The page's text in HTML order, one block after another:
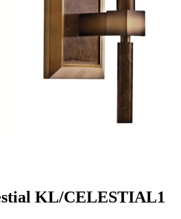
KL/CELESTIAL1